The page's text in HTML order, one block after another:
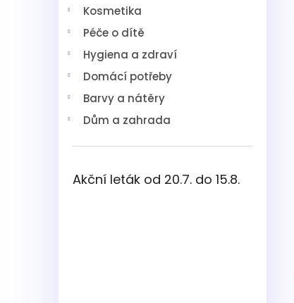
Kosmetika
Péče o dítě
Hygiena a zdraví
Domácí potřeby
Barvy a nátěry
Dům a zahrada
Akční leták od 20.7. do 15.8.